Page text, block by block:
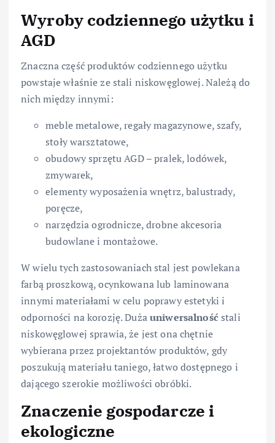
Wyroby codziennego użytku i
AGD
Znaczna część produktów codziennego użytku
powstaje właśnie ze stali niskowęglowej. Należą do
nich między innymi:
meble metalowe, regały magazynowe, szafy,
stoły warsztatowe,
obudowy sprzętu AGD – pralek, lodówek,
zmywarek,
elementy wyposażenia wnętrz, balustrady,
poręcze,
narzędzia ogrodnicze, drobne akcesoria
budowlane i montażowe.
W wielu tych zastosowaniach stal jest powlekana
farbą proszkową, ocynkowana lub laminowana
innymi materiałami w celu poprawy estetyki i
odporności na korozję. Dużauniwersalność stali
niskowęglowej sprawia, że jest ona chętnie
wybierana przez projektantów produktów, gdy
poszukują materiału taniego, łatwo dostępnego i
dającego szerokie możliwości obróbki.
Znaczenie gospodarcze i
ekologiczne